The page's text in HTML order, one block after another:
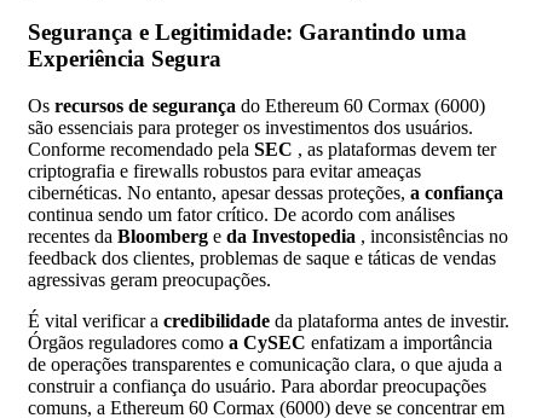
Segurança e Legitimidade: Garantindo uma
Experiência Segura
Os recursos de segurança do Ethereum 60 Cormax (6000)
são essenciais para proteger os investimentos dos usuários.
Conforme recomendado pela SEC , as plataformas devem ter
criptografia e firewalls robustos para evitar ameaças
cibernéticas. No entanto, apesar dessas proteções, a confiança
continua sendo um fator crítico. De acordo com análises
recentes da Bloomberg e da Investopedia , inconsistências no
feedback dos clientes, problemas de saque e táticas de vendas
agressivas geram preocupações.
É vital verificar a credibilidade da plataforma antes de investir.
Órgãos reguladores como a CySEC enfatizam a importância
de operações transparentes e comunicação clara, o que ajuda a
construir a confiança do usuário. Para abordar preocupações
comuns, a Ethereum 60 Cormax (6000) deve se concentrar em